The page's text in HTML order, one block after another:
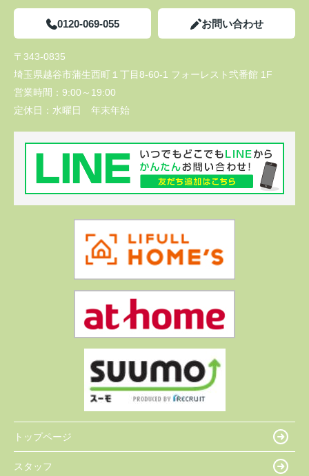
0120-069-055 お問い合わせ
〒343-0835
埼玉県越谷市蒲生西町１丁目8-60-1 フォーレスト弐番館 1F
営業時間： 9:00～19:00
定休日： 水曜日 年末年始
トップページ
スタッフ